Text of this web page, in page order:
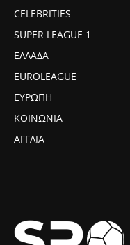
CELEBRITIES
SUPER LEAGUE 1
ΕΛΛΑΔΑ
EUROLEAGUE
ΕΥΡΩΠΗ
ΚΟΙΝΩΝΙΑ
ΑΓΓΛΙΑ